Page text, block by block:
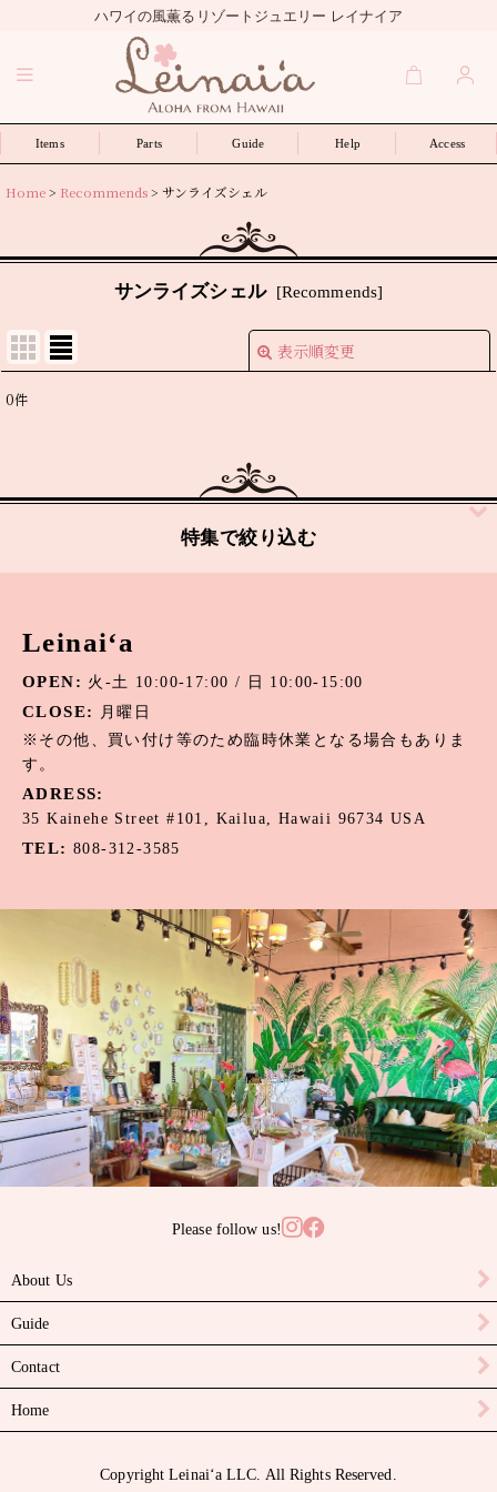
ハワイの風薫るリゾートジュエリー レイナイア
Items Parts Guide Help Access
Home> Recommends> サンライズシェル
サンライズシェル [Recommends]
表示順変更
表示数
絞り込む
0件
特集で絞り込む
アマゾナイト
アメジスト
オニキス
オパール
カルセドニー
サンゴ
サンライズシェル
スワロフスキークリスタル
ターコイズ
ハーキマーダイヤモンド
パール
ピカケビーズ
Leinai‘a
OPEN: 火-土 10:00-17:00 / 日 10:00-15:00
CLOSE:
月曜日
※その他、買い付け等のため臨時休業となる場合もありま
す。
ADRESS:
35 Kainehe Street #101, Kailua, Hawaii 96734 USA
TEL: 808-312-3585
Please follow us!
About Us
Guide
Contact
Home
Copyright Leinaiʻa LLC. All Rights Reserved.